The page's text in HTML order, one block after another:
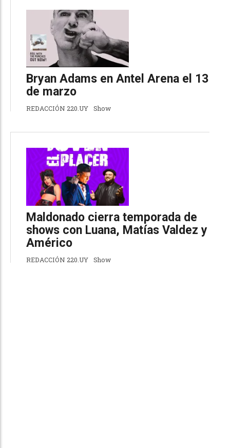
Bryan Adams en Antel Arena el 13
de marzo
REDACCIÓN 220.UY Show
Maldonado cierra temporada de
shows con Luana, Matías Valdez y
Américo
REDACCIÓN 220.UY Show